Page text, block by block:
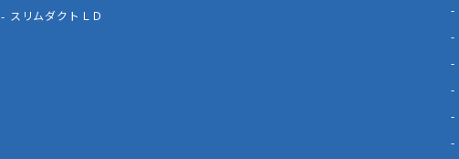
スリムダクトＬＤ